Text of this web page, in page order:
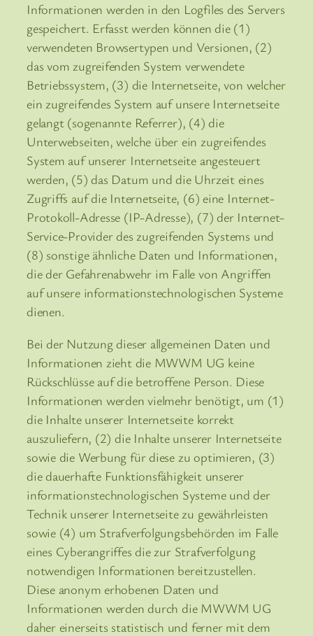
Informationen werden in den Logfiles des Servers
gespeichert. Erfasst werden können die (1)
verwendeten Browsertypen und Versionen, (2)
das vom zugreifenden System verwendete
Betriebssystem, (3) die Internetseite, von welcher
ein zugreifendes System auf unsere Internetseite
gelangt (sogenannte Referrer), (4) die
Unterwebseiten, welche über ein zugreifendes
System auf unserer Internetseite angesteuert
werden, (5) das Datum und die Uhrzeit eines
Zugriffs auf die Internetseite, (6) eine Internet-
Protokoll-Adresse (IP-Adresse), (7) der Internet-
Service-Provider des zugreifenden Systems und
(8) sonstige ähnliche Daten und Informationen,
die der Gefahrenabwehr im Falle von Angriffen
auf unsere informationstechnologischen Systeme
dienen.
Bei der Nutzung dieser allgemeinen Daten und
Informationen zieht die MWWM UG keine
Rückschlüsse auf die betroffene Person. Diese
Informationen werden vielmehr benötigt, um (1)
die Inhalte unserer Internetseite korrekt
auszuliefern, (2) die Inhalte unserer Internetseite
sowie die Werbung für diese zu optimieren, (3)
die dauerhafte Funktionsfähigkeit unserer
informationstechnologischen Systeme und der
Technik unserer Internetseite zu gewährleisten
sowie (4) um Strafverfolgungsbehörden im Falle
eines Cyberangriffes die zur Strafverfolgung
notwendigen Informationen bereitzustellen.
Diese anonym erhobenen Daten und
Informationen werden durch die MWWM UG
daher einerseits statistisch und ferner mit dem